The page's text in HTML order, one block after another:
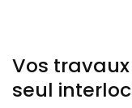
Vos
seul